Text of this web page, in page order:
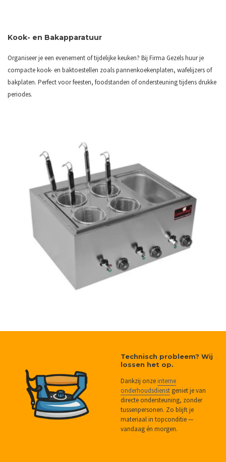
Kook- en Bakapparatuur
Organiseer je een evenement of tijdelijke keuken? Bij Firma Gezels huur je
compacte kook- en baktoestellen zoals pannenkoekenplaten, wafelijzers of
bakplaten. Perfect voor feesten, foodstanden of ondersteuning tijdens drukke
periodes.
Technisch probleem? Wij
lossen het op.
Dankzij onzeinterne
onderhoudsdienst geniet je van
directe ondersteuning, zonder
tussenpersonen. Zo blijft je
materiaal in topconditie —
vandaag én morgen.